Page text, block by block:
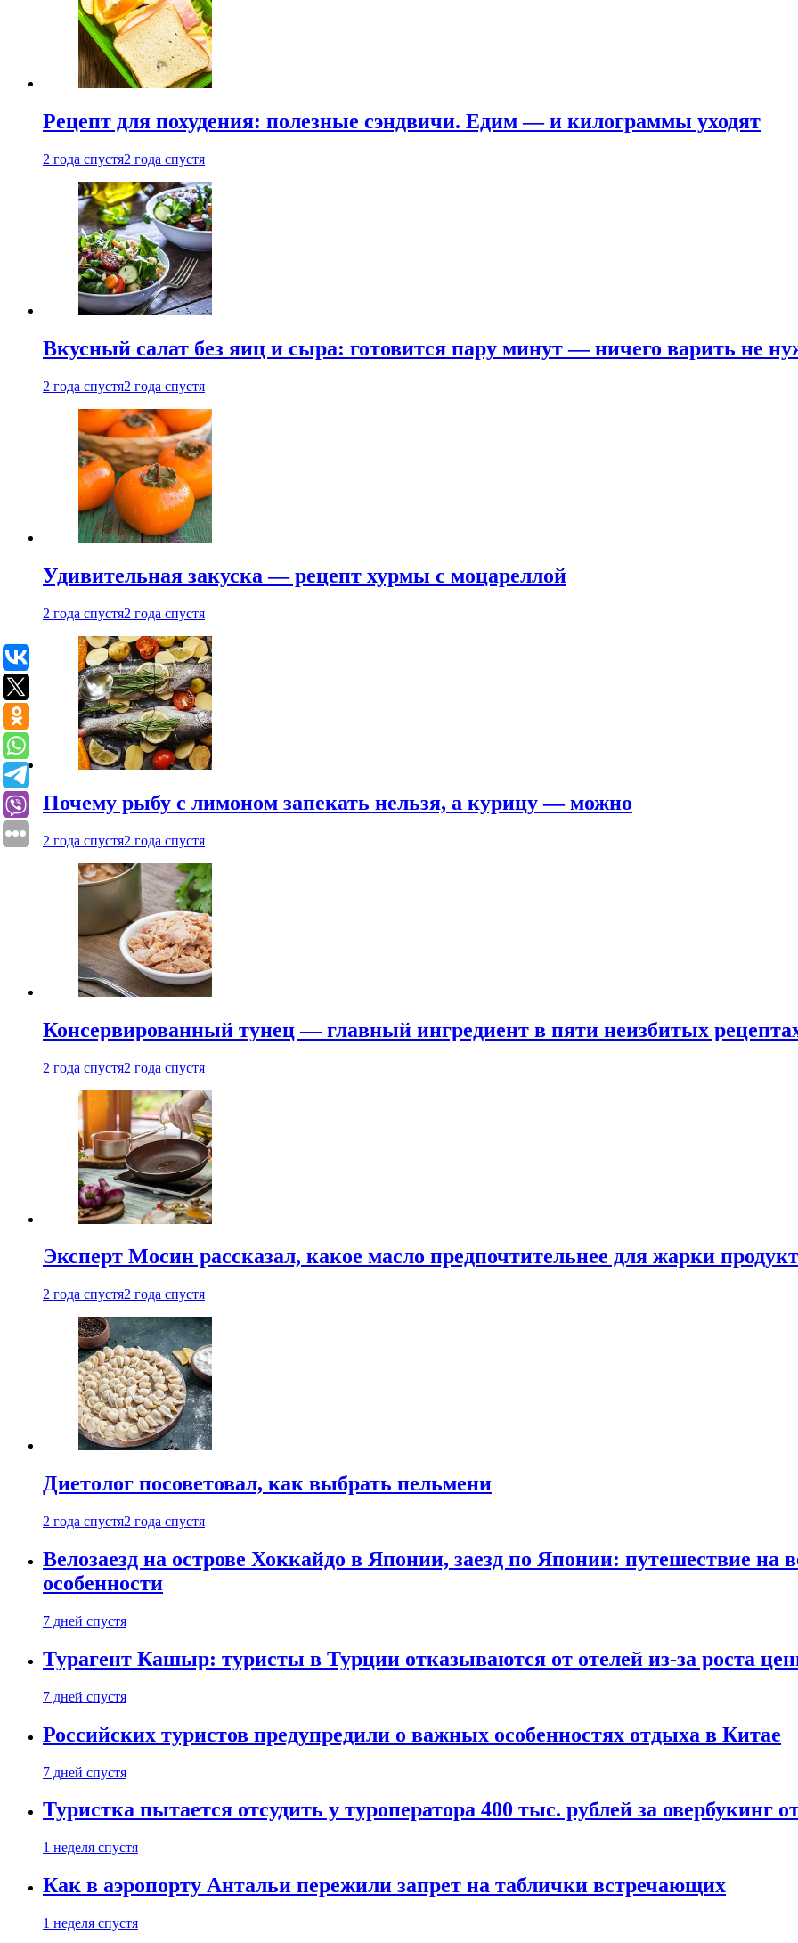
Рецепт для похудения: полезные сэндвичи. Едим — и килограммы уходят
2 года спустя2 года спустя
Вкусный салат без яиц и сыра: готовится пару минут — ничего варить не
2 года спустя2 года спустя
Удивительная закуска — рецепт хурмы с моцареллой
2 года спустя2 года спустя
Почему рыбу с лимоном запекать нельзя, а курицу — можно
2 года спустя2 года спустя
Консервированный тунец — главный ингредиент в пяти неизбитых
2 года спустя2 года спустя
Эксперт Мосин рассказал, какое масло предпочтительнее для жарки
2 года спустя2 года спустя
Диетолог посоветовал, как выбрать пельмени
2 года спустя2 года спустя
Велозаезд на острове Хоккайдо в Японии, заезд по Японии: путешествие на
особенности
7 дней спустя
Турагент Кашыр: туристы в Турции отказываются от отелей из-за роста
7 дней спустя
Российских туристов предупредили о важных особенностях отдыха в Китае
7 дней спустя
Туристка пытается отсудить у туроператора 400 тыс. рублей за овербукинг
1 неделя спустя
Как в аэропорту Антальи пережили запрет на таблички встречающих
1 неделя спустя